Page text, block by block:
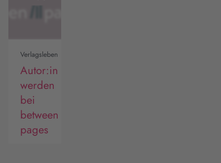
Verlagsleben
Autor:in
werden
bei
between
pages